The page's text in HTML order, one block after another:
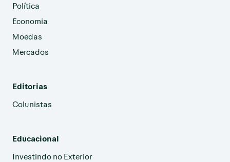
Política
Economia
Moedas
Mercados
Editorias
Colunistas
Educacional
Investindo no Exterior